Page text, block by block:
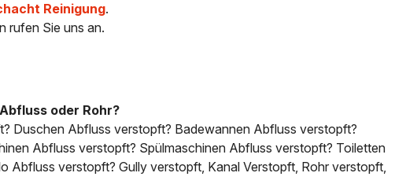
Reinigung.
rufen Sie uns an.
oder Rohr?
Duschen Abfluss verstopft? Badewannen Abfluss verstopft?
Abfluss verstopft? Spülmaschinen Abfluss verstopft? Toiletten
Abfluss verstopft? Gully verstopft, Kanal Verstopft, Rohr verstopft,